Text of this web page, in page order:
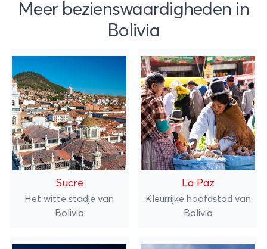
Meer bezienswaardigheden in
Bolivia
Sucre
Het witte stadje van
Bolivia
La Paz
Kleurrijke hoofdstad van
Bolivia